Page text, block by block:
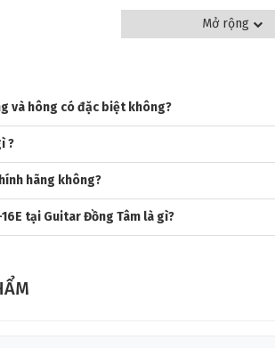
tạo nên độ bền và sự ổn định cho cây
16E Rosewood
loại gỗ được biết đến với độ cứng cao
xác trên các phím đàn. Ngoài ra, gỗ
gỗ Ebony, giúp tối ưu hóa việc truyền âm từ
làm từ Nickel Open Gear, một chất liệu
chỉnh độ căng dây mà còn mang lại một vẻ
Mở rộng
và hông có đặc biệt không?
?
hãng không?
tại Guitar Đồng Tâm là gì?